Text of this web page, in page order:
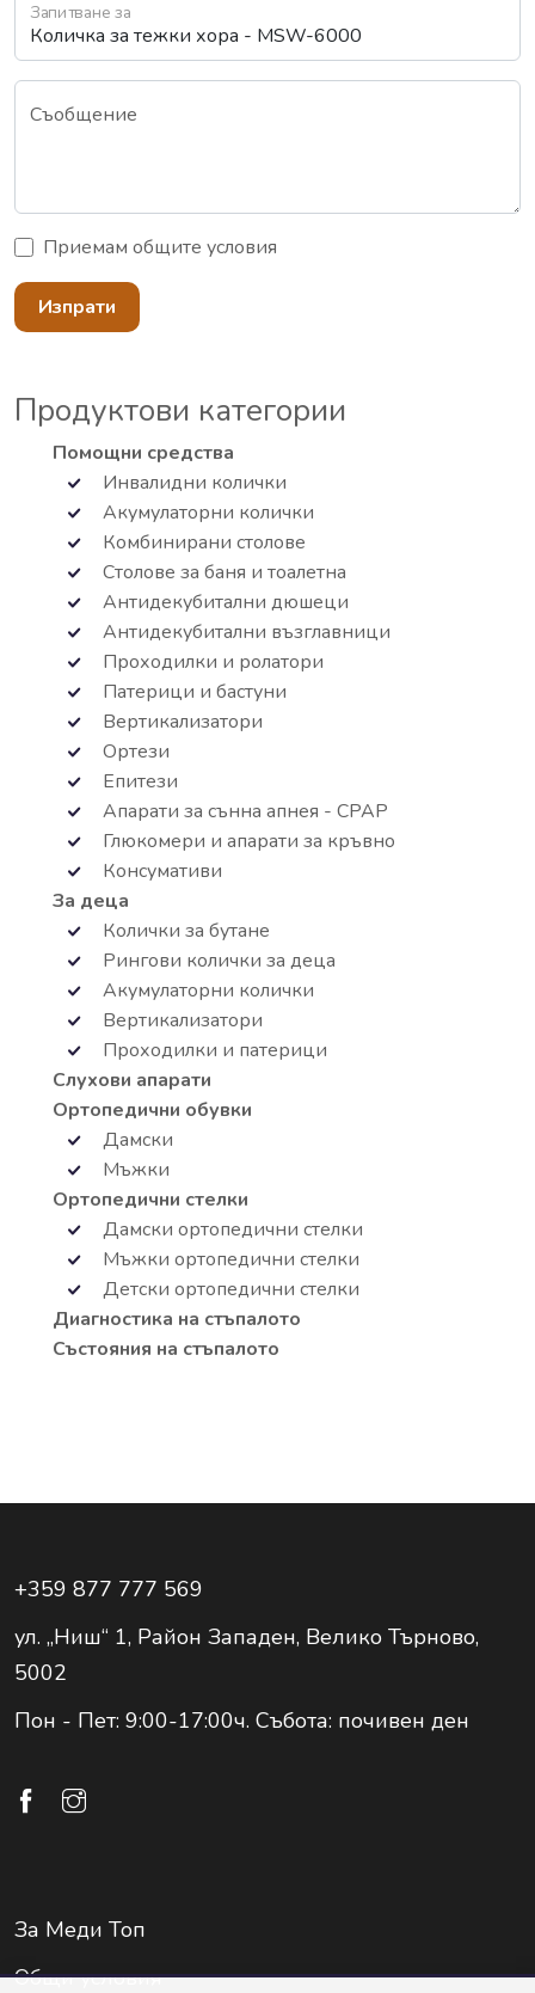
Запитване за
Съобщение
Приемам общите условия
Изпрати
Продуктови категории
Помощни средства
Инвалидни колички
Акумулаторни колички
Комбинирани столове
Столове за баня и тоалетна
Антидекубитални дюшеци
Антидекубитални възглавници
Проходилки и ролатори
Патерици и бастуни
Вертикализатори
Ортези
Епитези
Апарати за сънна апнея - СРАР
Глюкомери и апарати за кръвно
Консумативи
За деца
Колички за бутане
Рингови колички за деца
Акумулаторни колички
Вертикализатори
Проходилки и патерици
Слухови апарати
Ортопедични обувки
Дамски
Мъжки
Ортопедични стелки
Дамски ортопедични стелки
Мъжки ортопедични стелки
Детски ортопедични стелки
Диагностика на стъпалото
Състояния на стъпалото
+359 877 777 569
ул. „Ниш“ 1, Район Западен, Велико Търново,
5002
Пон - Пет: 9:00-17:00ч. Събота: почивен ден
За Меди Топ
Общи условия